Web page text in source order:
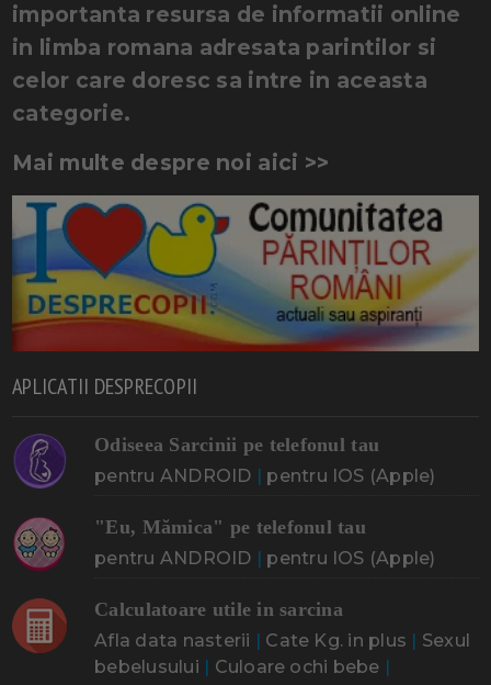
importanta resursa de informatii online
in limba romana adresata parintilor si
celor care doresc sa intre in aceasta
categorie.
Mai multe despre noi aici >>
APLICATII DESPRECOPII
Odiseea Sarcinii pe telefonul tau
pentru ANDROID | pentru IOS (Apple)
"Eu, Mămica" pe telefonul tau
pentru ANDROID | pentru IOS (Apple)
Calculatoare utile in sarcina
Afla data nasterii | Cate Kg. in plus | Sexul
bebelusului | Culoare ochi bebe |